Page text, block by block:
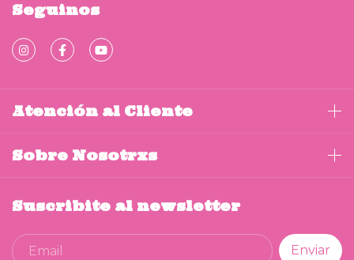
Seguinos
Atención al Cliente
Sobre Nosotrxs
Suscribite al newsletter